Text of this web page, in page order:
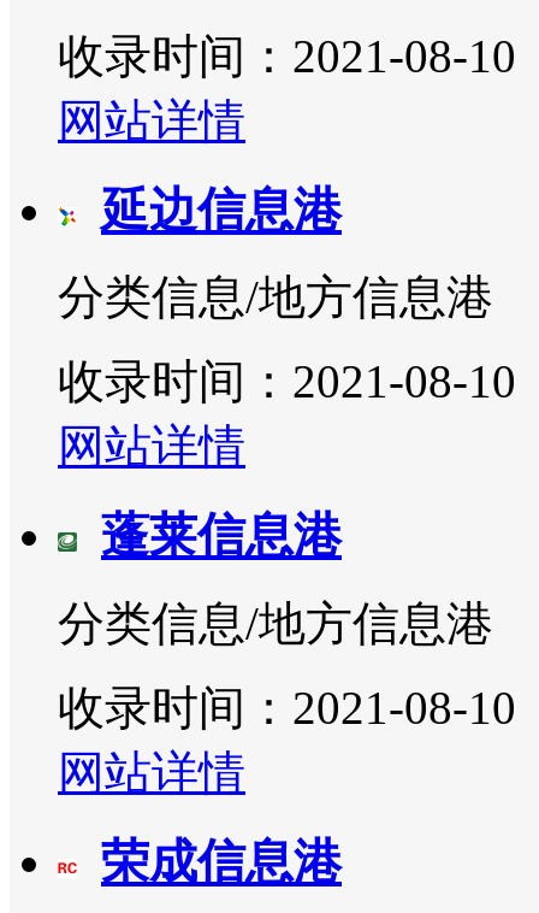
收录时间：2021-08-10
网站详情
延边信息港
分类信息/地方信息港
收录时间：2021-08-10
网站详情
蓬莱信息港
分类信息/地方信息港
收录时间：2021-08-10
网站详情
荣成信息港